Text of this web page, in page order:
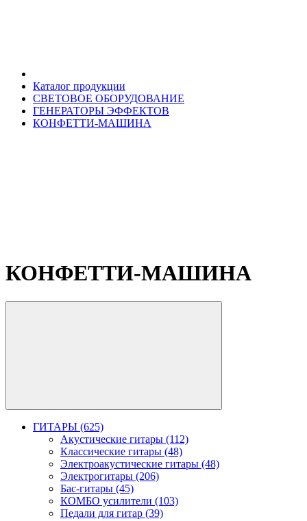
Каталог продукции
СВЕТОВОЕ ОБОРУДОВАНИЕ
ГЕНЕРАТОРЫ ЭФФЕКТОВ
КОНФЕТТИ-МАШИНА
КОНФЕТТИ-МАШИНА
ГИТАРЫ (625)
Акустические гитары (112)
Классические гитары (48)
Электроакустические гитары (48)
Электрогитары (206)
Бас-гитары (45)
КОМБО усилители (103)
Педали для гитар (39)